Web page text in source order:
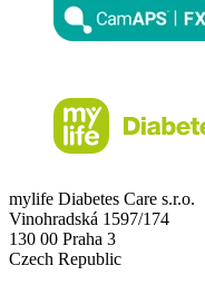
mylife Diabetes Care s.r.o.
Vinohradská 1597/174
130 00 Praha 3
Czech Republic